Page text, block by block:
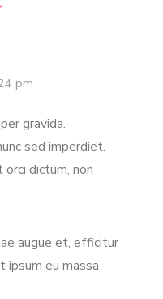
pm
gravida.
sed imperdiet.
dictum, non
augue et, efficitur
ipsum eu massa